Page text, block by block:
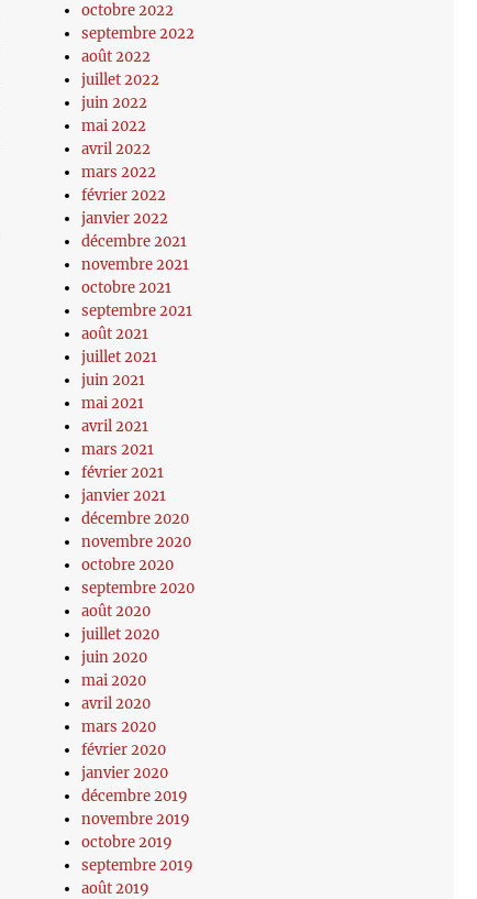
octobre 2022
septembre 2022
août 2022
juillet 2022
juin 2022
mai 2022
avril 2022
mars 2022
février 2022
janvier 2022
décembre 2021
novembre 2021
octobre 2021
septembre 2021
août 2021
juillet 2021
juin 2021
mai 2021
avril 2021
mars 2021
février 2021
janvier 2021
décembre 2020
novembre 2020
octobre 2020
septembre 2020
août 2020
juillet 2020
juin 2020
mai 2020
avril 2020
mars 2020
février 2020
janvier 2020
décembre 2019
novembre 2019
octobre 2019
septembre 2019
août 2019